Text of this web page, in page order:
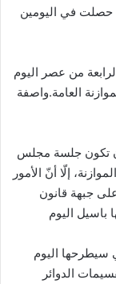
حصلت في اليومين
من عصر اليوم
العامة.واصفة
تكون جلسة مجلس
إلّا أنّ الأمور
جبهة قانون
باسيل اليوم
سيطرحها اليوم
الدوائر